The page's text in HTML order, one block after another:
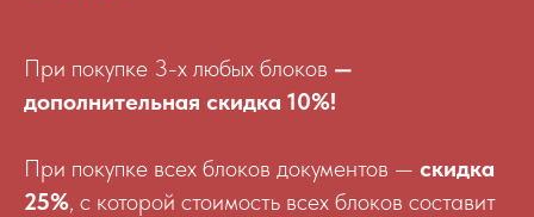
При покупке 3-х любых блоков —
дополнительная скидка 10%!
При покупке всех блоков документов — скидка
25%, с которой стоимость всех блоков составит